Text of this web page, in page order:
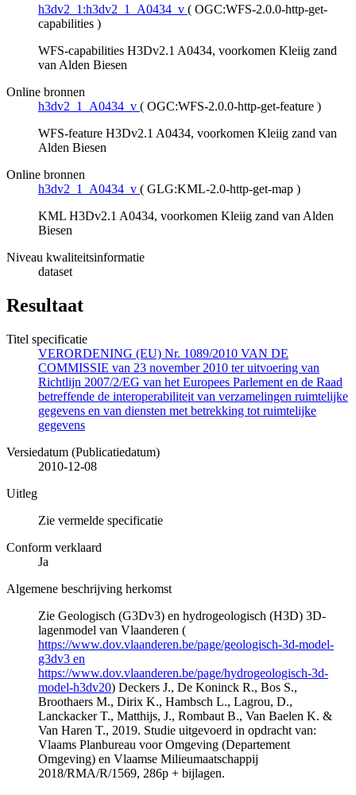
h3dv2_1:h3dv2_1_A0434_v ( OGC:WFS-2.0.0-http-get-
capabilities )
WFS-capabilities H3Dv2.1 A0434, voorkomen Kleiig zand
van Alden Biesen
Online bronnen
h3dv2_1_A0434_v ( OGC:WFS-2.0.0-http-get-feature )
WFS-feature H3Dv2.1 A0434, voorkomen Kleiig zand van
Alden Biesen
Online bronnen
h3dv2_1_A0434_v ( GLG:KML-2.0-http-get-map )
KML H3Dv2.1 A0434, voorkomen Kleiig zand van Alden
Biesen
Niveau kwaliteitsinformatie
dataset
Resultaat
Titel specificatie
VERORDENING (EU) Nr. 1089/2010 VAN DE
COMMISSIE van 23 november 2010 ter uitvoering van
Richtlijn 2007/2/EG van het Europees Parlement en de Raad
betreffende de interoperabiliteit van verzamelingen ruimtelijke
gegevens en van diensten met betrekking tot ruimtelijke
gegevens
Versiedatum (Publicatiedatum)
2010-12-08
Uitleg
Zie vermelde specificatie
Conform verklaard
Ja
Algemene beschrijving herkomst
Zie Geologisch (G3Dv3) en hydrogeologisch (H3D) 3D-
lagenmodel van Vlaanderen (
https://www.dov.vlaanderen.be/page/geologisch-3d-model-
g3dv3 en
https://www.dov.vlaanderen.be/page/hydrogeologisch-3d-
model-h3dv20) Deckers J., De Koninck R., Bos S.,
Broothaers M., Dirix K., Hambsch L., Lagrou, D.,
Lanckacker T., Matthijs, J., Rombaut B., Van Baelen K. &
Van Haren T., 2019. Studie uitgevoerd in opdracht van:
Vlaams Planbureau voor Omgeving (Departement
Omgeving) en Vlaamse Milieumaatschappij
2018/RMA/R/1569, 286p + bijlagen.